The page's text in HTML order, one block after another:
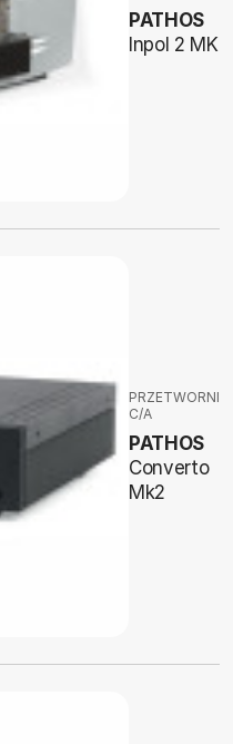
PATHOS
Inpol 2 MKII
PRZETWORNIKI
C/A
PATHOS
Converto
Mk2